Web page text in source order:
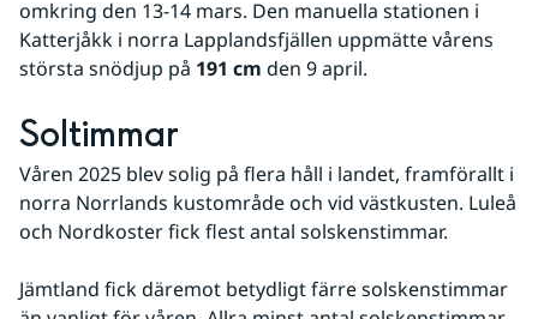
omkring den 13-14 mars. Den manuella stationen i
Katterjåkk i norra Lapplandsfjällen uppmätte vårens
största snödjup på 191 cm den 9 april.
Soltimmar
Våren 2025 blev solig på flera håll i landet, framförallt i
norra Norrlands kustområde och vid västkusten. Luleå
och Nordkoster fick flest antal solskenstimmar.
Jämtland fick däremot betydligt färre solskenstimmar